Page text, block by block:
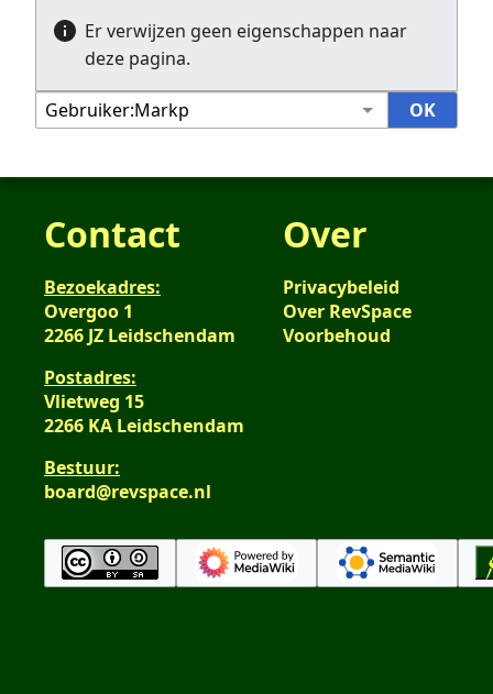
Er verwijzen geen eigenschappen naar
deze pagina.
Contact
Bezoekadres:
Overgoo 1
2266 JZ Leidschendam
Postadres:
Vlietweg 15
2266 KA Leidschendam
Bestuur:
board@revspace.nl
Over
Privacybeleid
Over RevSpace
Voorbehoud